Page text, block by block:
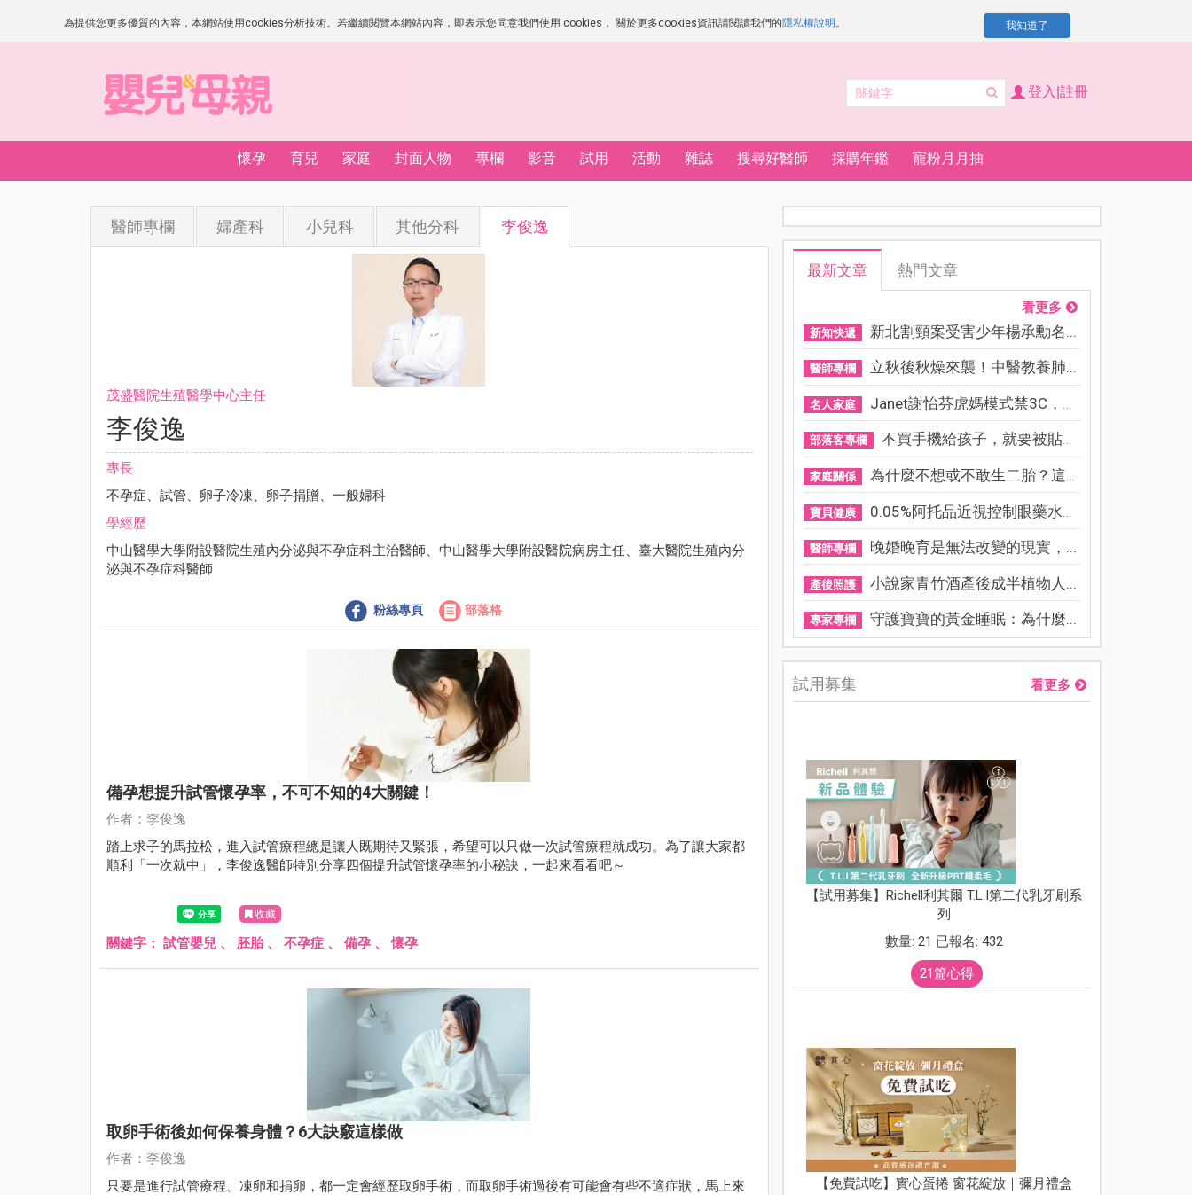
為提供您更多優質的內容，本網站使用cookies分析技術。若繼續閱覽本網站內容，即表示您同意我們使用 cookies， 關於更多cookies資訊請閱讀我們的隱私權說明 。 我知道了
登入|註冊
懷孕 育兒 家庭 封面人物 專欄 影音 試用 活動 雜誌 搜尋好醫師 採購年鑑 寵粉月月抽
醫師專欄 婦產科 小兒科 其他分科 李俊逸
茂盛醫院生殖醫學中心主任
李俊逸
專長
不孕症、試管、卵子冷凍、卵子捐贈、一般婦科
學經歷
中山醫學大學附設醫院生殖內分泌與不孕症科主治醫師、中山醫學大學附設醫院病房主任、臺大醫院生殖內分
泌與不孕症科醫師
粉絲專頁 部落格
備孕想提升試管懷孕率，不可不知的4大關鍵！
作者：李俊逸
踏上求子的馬拉松，進入試管療程總是讓人既期待又緊張，希望可以只做一次試管療程就成功。為了讓大家都
順利「一次就中」，李俊逸醫師特別分享四個提升試管懷孕率的小秘訣，一起來看看吧～
收藏
關鍵字： 試管嬰兒 、 胚胎、 不孕症 、 備孕 、懷孕
取卵手術後如何保養身體？6大訣竅這樣做
作者：李俊逸
只要是進行試管療程、凍卵和捐卵，都一定會經歷取卵手術，而取卵手術過後有可能會有些不適症狀，馬上來
最新文章 熱門文章
看更多
新知快遞 新北割頸案受害少年楊承勳名...
醫師專欄 立秋後秋燥來襲！中醫教養肺...
名人家庭 Janet謝怡芬虎媽模式禁3C，看...
部落客專欄 不買手機給孩子，就要被貼「...
家庭關係 為什麼不想或不敢生二胎？這8...
寶貝健康 0.05%阿托品近視控制眼藥水納...
醫師專欄 晚婚晚育是無法改變的現實，...
產後照護 小說家青竹酒產後成半植物人...
專家專欄 守護寶寶的黃金睡眠：為什麼...
試用募集 看更多
【試用募集】Richell利其爾 T.L.I第二代乳牙刷系
列
數量: 21 已報名: 432
21篇心得
【免費試吃】實心蛋捲 窗花綻放｜彌月禮盒